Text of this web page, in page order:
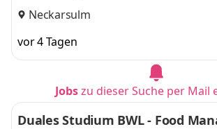
Neckarsulm
vor 4 Tagen
Jobszu dieser Suche per Mail
Duales Studium BWL - Food